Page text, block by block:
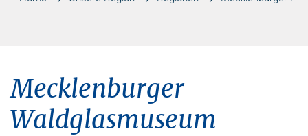
Mecklenburger
Waldglasmuseum